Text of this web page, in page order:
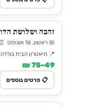
זהבה ושלושת
📅 ראשון, 16 אוגוסט ⏰ 11:00
📍 תיאטרון הבית
49–75 ₪
📋 פרטים נוספים